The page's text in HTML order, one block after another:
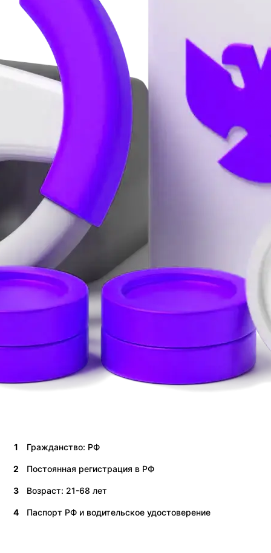
1 Гражданство: РФ
2 Постоянная регистрация в РФ
3 Возраст: 21-68 лет
4 Паспорт РФ и водительское удостоверение